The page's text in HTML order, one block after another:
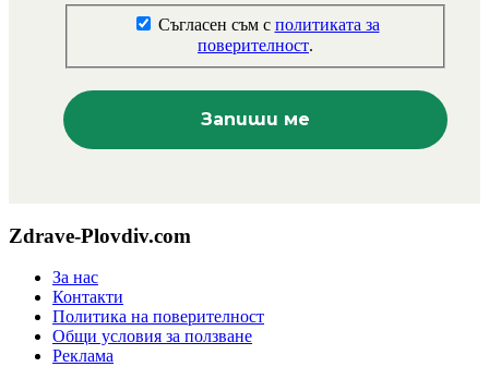
Съгласен съм с политиката за
поверителност.
Zdrave-Plovdiv.com
За нас
Контакти
Политика на поверителност
Общи условия за ползване
Реклама